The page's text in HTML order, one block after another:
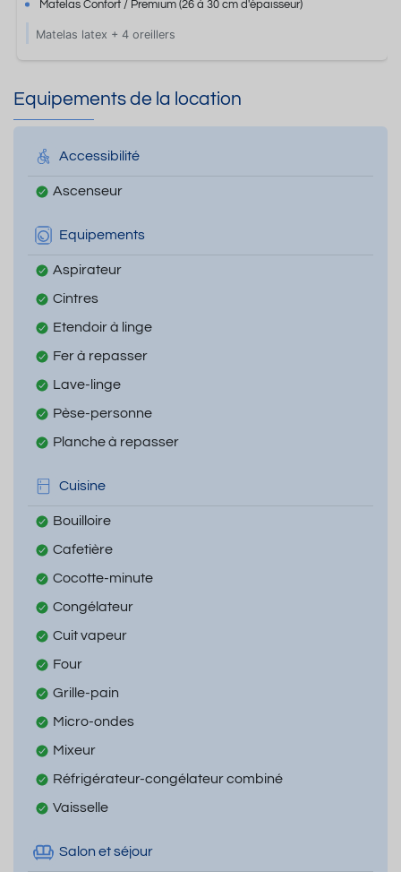
Matelas Confort / Premium(26 à 30 cm d'épaisseur)
Matelas latex + 4 oreillers
Equipements de la location
Accessibilité
Ascenseur
Equipements
Aspirateur
Cintres
Etendoir à linge
Fer à repasser
Lave-linge
Pèse-personne
Planche à repasser
Cuisine
Bouilloire
Cafetière
Cocotte-minute
Congélateur
Cuit vapeur
Four
Grille-pain
Micro-ondes
Mixeur
Réfrigérateur-congélateur combiné
Vaisselle
Salon et séjour